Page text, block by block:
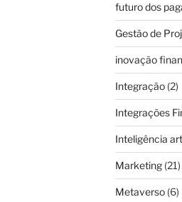
futuro dos
Gestão de
inovação
Integração(2)
Integrações
Inteligência
Marketing(21)
Metaverso(6)